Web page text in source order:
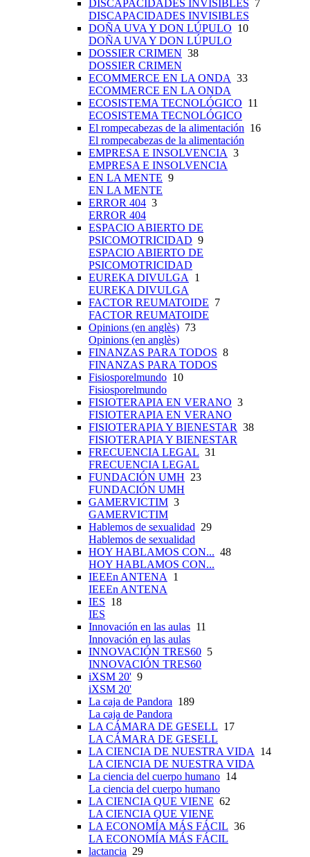
DISCAPACIDADES INVISIBLES 7
DISCAPACIDADES INVISIBLES
DOÑA UVA Y DON LÚPULO 10
DOÑA UVA Y DON LÚPULO
DOSSIER CRIMEN 38
DOSSIER CRIMEN
ECOMMERCE EN LA ONDA 33
ECOMMERCE EN LA ONDA
ECOSISTEMA TECNOLÓGICO 11
ECOSISTEMA TECNOLÓGICO
El rompecabezas de la alimentación 16
El rompecabezas de la alimentación
EMPRESA E INSOLVENCIA 3
EMPRESA E INSOLVENCIA
EN LA MENTE 9
EN LA MENTE
ERROR 404 3
ERROR 404
ESPACIO ABIERTO DE
PSICOMOTRICIDAD 9
ESPACIO ABIERTO DE
PSICOMOTRICIDAD
EUREKA DIVULGA 1
EUREKA DIVULGA
FACTOR REUMATOIDE 7
FACTOR REUMATOIDE
Opinions (en anglès) 73
Opinions (en anglès)
FINANZAS PARA TODOS 8
FINANZAS PARA TODOS
Fisiosporelmundo 10
Fisiosporelmundo
FISIOTERAPIA EN VERANO 3
FISIOTERAPIA EN VERANO
FISIOTERAPIA Y BIENESTAR 38
FISIOTERAPIA Y BIENESTAR
FRECUENCIA LEGAL 31
FRECUENCIA LEGAL
FUNDACIÓN UMH 23
FUNDACIÓN UMH
GAMERVICTIM 3
GAMERVICTIM
Hablemos de sexualidad 29
Hablemos de sexualidad
HOY HABLAMOS CON... 48
HOY HABLAMOS CON...
IEEEn ANTENA 1
IEEEn ANTENA
IES 18
IES
Innovación en las aulas 11
Innovación en las aulas
INNOVACIÓN TRES60 5
INNOVACIÓN TRES60
iXSM 20' 9
iXSM 20'
La caja de Pandora 189
La caja de Pandora
LA CÁMARA DE GESELL 17
LA CÁMARA DE GESELL
LA CIENCIA DE NUESTRA VIDA 14
LA CIENCIA DE NUESTRA VIDA
La ciencia del cuerpo humano 14
La ciencia del cuerpo humano
LA CIENCIA QUE VIENE 62
LA CIENCIA QUE VIENE
LA ECONOMÍA MÁS FÁCIL 36
LA ECONOMÍA MÁS FÁCIL
lactancia 29